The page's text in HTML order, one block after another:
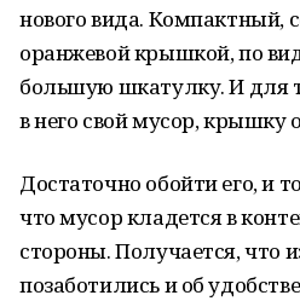
нового вида. Компактный,
оранжевой крышкой, по
большую шкатулку. И для
в него свой мусор, крышку
Достаточно обойти его, и
что мусор кладется в
стороны. Получается, что
позаботились и об